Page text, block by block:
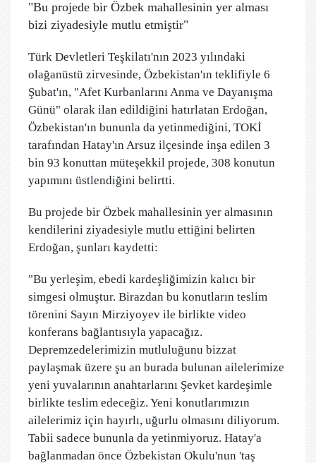
"Bu projede bir Özbek mahallesinin yer alması
bizi ziyadesiyle mutlu etmiştir"
Türk Devletleri Teşkilatı'nın 2023 yılındaki
olağanüstü zirvesinde, Özbekistan'ın teklifiyle 6
Şubat'ın, "Afet Kurbanlarını Anma ve Dayanışma
Günü" olarak ilan edildiğini hatırlatan Erdoğan,
Özbekistan'ın bununla da yetinmediğini, TOKİ
tarafından Hatay'ın Arsuz ilçesinde inşa edilen 3
bin 93 konuttan müteşekkil projede, 308 konutun
yapımını üstlendiğini belirtti.
Bu projede bir Özbek mahallesinin yer almasının
kendilerini ziyadesiyle mutlu ettiğini belirten
Erdoğan, şunları kaydetti:
"Bu yerleşim, ebedi kardeşliğimizin kalıcı bir
simgesi olmuştur. Birazdan bu konutların teslim
törenini Sayın Mirziyoyev ile birlikte video
konferans bağlantısıyla yapacağız.
Depremzedelerimizin mutluluğunu bizzat
paylaşmak üzere şu an burada bulunan ailelerimize
yeni yuvalarının anahtarlarını Şevket kardeşimle
birlikte teslim edeceğiz. Yeni konutlarımızın
ailelerimiz için hayırlı, uğurlu olmasını diliyorum.
Tabii sadece bununla da yetinmiyoruz. Hatay'a
bağlanmadan önce Özbekistan Okulu'nun 'taş